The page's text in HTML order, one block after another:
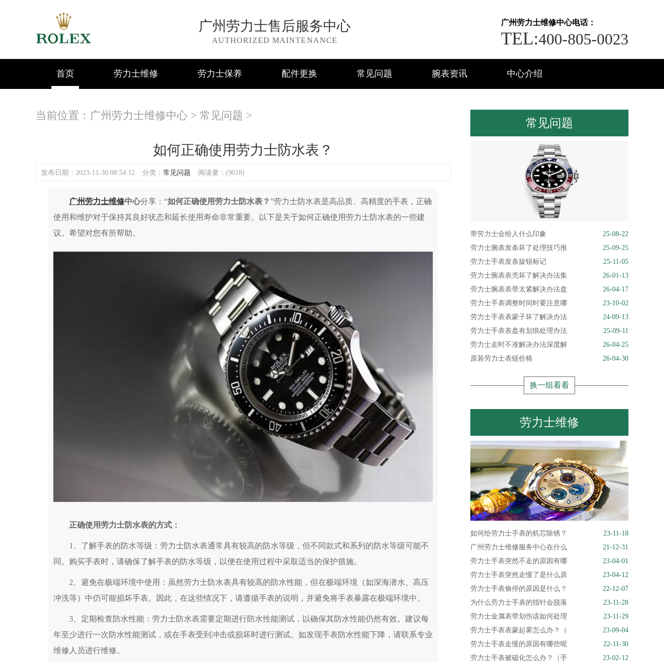
广州劳力士售后服务中心
AUTHORIZED MAINTENANCE
广州劳力士维修中心电话：
TEL:400-805-0023
首页 劳力士维修 劳力士保养 配件更换 常见问题 腕表资讯 中心介绍
当前位置： 广州劳力士维修中心 > 常见问题 >
如何正确使用劳力士防水表？
发布日期：2023-11-30 08:54:12 分类： 常见问题 阅读量：(9018)
广州劳力士维修中心分享：“如何正确使用劳力士防水表？”劳力士防水表是高品质、高精度的手表，正确
使用和维护对于保持其良好状态和延长使用寿命非常重要。以下是关于如何正确使用劳力士防水表的一些建
议。希望对您有所帮助。
正确使用劳力士防水表的方式：
1、了解手表的防水等级：劳力士防水表通常具有较高的防水等级，但不同款式和系列的防水等级可能不
同。购买手表时，请确保了解手表的防水等级，以便在使用过程中采取适当的保护措施。
2、避免在极端环境中使用：虽然劳力士防水表具有较高的防水性能，但在极端环境（如深海潜水、高压
冲洗等）中仍可能损坏手表。因此，在这些情况下，请遵循手表的说明，并避免将手表暴露在极端环境中。
3、定期检查防水性能：劳力士防水表需要定期进行防水性能测试，以确保其防水性能仍然有效。建议每
年至少进行一次防水性能测试，或在手表受到冲击或损坏时进行测试。如发现手表防水性能下降，请联系专业
维修人员进行维修。
常见问题
带劳力士会给人什么印象
25-08-22
劳力士腕表发条坏了处理技巧推
25-09-25
劳力士手表发条旋钮标记
25-11-05
劳力士腕表表壳坏了解决办法集
26-01-13
劳力士腕表表带太紧解决办法盘
26-04-17
劳力士手表调整时间时要注意哪
23-10-02
劳力士手表表蒙子坏了解决办法
24-09-13
劳力士手表表盘有划痕处理办法
25-09-11
劳力士走时不准解决办法深度解
26-04-25
原装劳力士表链价格
26-04-30
换一组看看
劳力士维修
如何给劳力士手表的机芯除锈？
23-11-18
广州劳力士维修服务中心在什么
21-12-31
劳力士手表突然不走的原因有哪
23-04-01
劳力士手表突然走慢了是什么原
23-04-12
劳力士手表偷停的原因是什么？
22-12-07
为什么劳力士手表的指针会脱落
23-11-28
劳力士金属表带划伤该如何处理
23-11-29
劳力士手表表蒙起雾怎么办？（
23-09-04
劳力士手表走慢的原因有哪些呢
22-11-30
劳力士手表被磁化怎么办？（手
23-02-12